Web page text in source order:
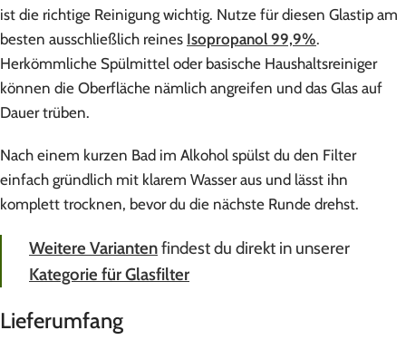
ist die richtige Reinigung wichtig. Nutze für diesen Glastip am
besten ausschließlich reines Isopropanol 99,9%.
Herkömmliche Spülmittel oder basische Haushaltsreiniger
können die Oberfläche nämlich angreifen und das Glas auf
Dauer trüben.
Nach einem kurzen Bad im Alkohol spülst du den Filter
einfach gründlich mit klarem Wasser aus und lässt ihn
komplett trocknen, bevor du die nächste Runde drehst.
Weitere Variantenfindest du direkt in unserer
Kategorie für Glasfilter
Lieferumfang